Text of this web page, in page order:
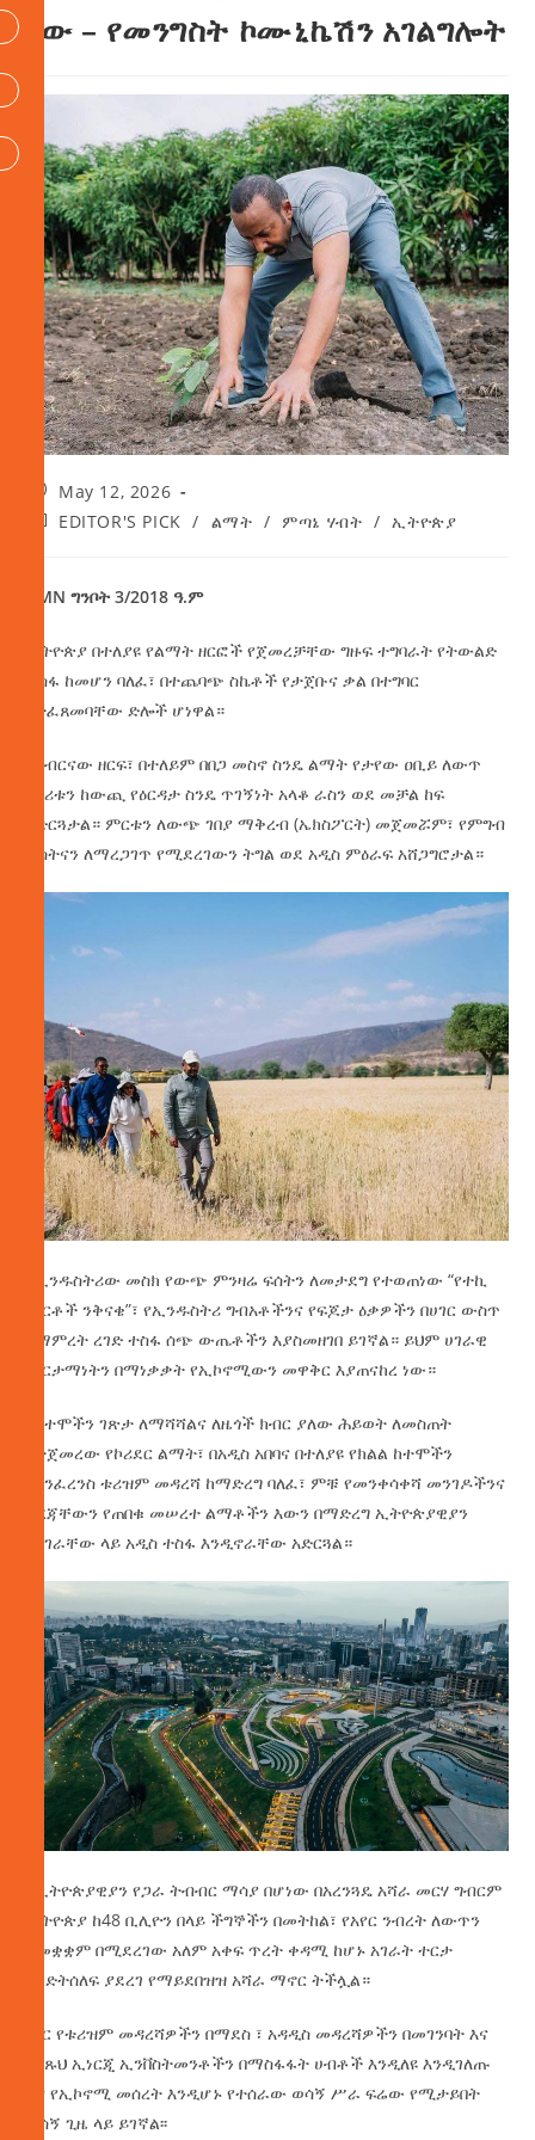
ነው – የመንግስት ኮሙኒኬሽን አገልግሎት
May 12, 2026
EDITOR'S PICK / ልማት / ምጣኔ ሃብት / ኢትዮጵያ
AMN ግንቦት 3/2018 ዓ.ም
ኢትዮጵያ በተለያዩ የልማት ዘርፎች የጀመረቻቸው ግዙፍ ተግባራት የትውልድ
ተስፋ ከመሆን ባለፈ፣ በተጨባጭ ስኬቶች የታጀቡና ቃል በተግባር
የተፈጸመባቸው ድሎች ሆነዋል።
በግብርናው ዘርፍ፣ በተለይም በበጋ መስኖ ስንዴ ልማት የታየው ዐቢይ ለውጥ
ሀገሪቱን ከውጪ የዕርዳታ ስንዴ ጥገኝነት አላቆ ራስን ወደ መቻል ከፍ
አድርጓታል። ምርቱን ለውጭ ገበያ ማቅረብ (ኤክስፖርት) መጀመሯም፣ የምግብ
ዋስትናን ለማረጋገጥ የሚደረገውን ትግል ወደ አዲስ ምዕራፍ አሸጋግሮታል።
በኢንዱስትሪው መስክ የውጭ ምንዛሬ ፍሰትን ለመታደግ የተወጠነው “የተኪ
ምርቶች ንቅናቄ”፣ የኢንዱስትሪ ግብአቶችንና የፍጆታ ዕቃዎችን በሀገር ውስጥ
በማምረት ረገድ ተስፋ ሰጭ ውጤቶችን እያስመዘገበ ይገኛል። ይህም ሀገራዊ
ምርታማነትን በማነቃቃት የኢኮኖሚውን መዋቅር እያጠናከረ ነው።
የከተሞችን ገጽታ ለማሻሻልና ለዜጎች ክብር ያለው ሕይወት ለመስጠት
የተጀመረው የኮሪደር ልማት፣ በአዲስ አበባና በተለያዩ የክልል ከተሞችን
የኮንፈረንስ ቱሪዝም መዳረሻ ከማድረግ ባለፈ፣ ምቹ የመንቀሳቀሻ መንገዶችንና
ደረጃቸውን የጠበቁ መሠረተ ልማቶችን እውን በማድረግ ኢትዮጵያዊያን
በሀገራቸው ላይ አዲስ ተስፋ እንዲኖራቸው አድርጓል።
የኢትዮጵያዊያን የጋራ ትብብር ማሳያ በሆነው በአረንጓዴ አሻራ መርሃ ግብርም
ኢትዮጵያ ከ48 ቢሊዮን በላይ ችግኞችን በመትከል፣ የአየር ንብረት ለውጥን
ለመቋቋም በሚደረገው አለም አቀፍ ጥረት ቀዳሚ ከሆኑ አገራት ተርታ
እንድትሰለፍ ያደረገ የማይደበዝዝ አሻራ ማኖር ትችሏል።
ነባር የቱሪዝም መዳረሻዎችን በማደስ ፣ አዳዲስ መዳረሻዎችን በመገንባት እና
የንጹህ ኢነርጂ ኢንቨስትመንቶችን በማስፋፋት ሀብቶች እንዲለዩ እንዲገለጡ
እና የኢኮኖሚ መሰረት እንዲሆኑ የተሰራው ወሳኝ ሥራ ፍሬው የሚታይበት
ወሳኝ ጊዜ ላይ ይገኛል፡፡